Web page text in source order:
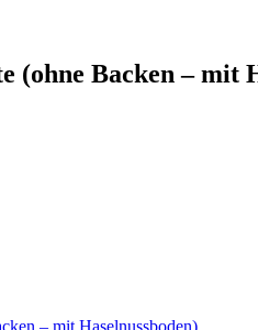
(ohne Backen – mit